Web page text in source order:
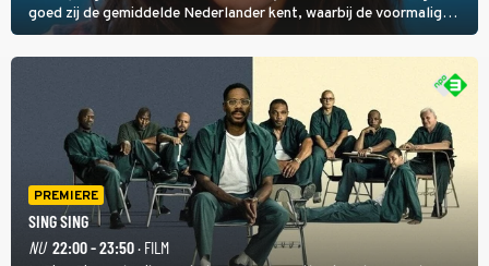
goed zij de gemiddelde Nederlander kent, waarbij de voormalig
hoofdredacteur van modebladen Glamour en Elle het samen met
rapper Keizer opneemt tegen Edson da Graça en Marc-Marie
PREMIERE
SING SING
NU 22:00 - 23:50· FILM